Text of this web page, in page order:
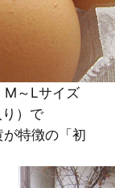
M～Lサイズ
り）で
特徴の「初